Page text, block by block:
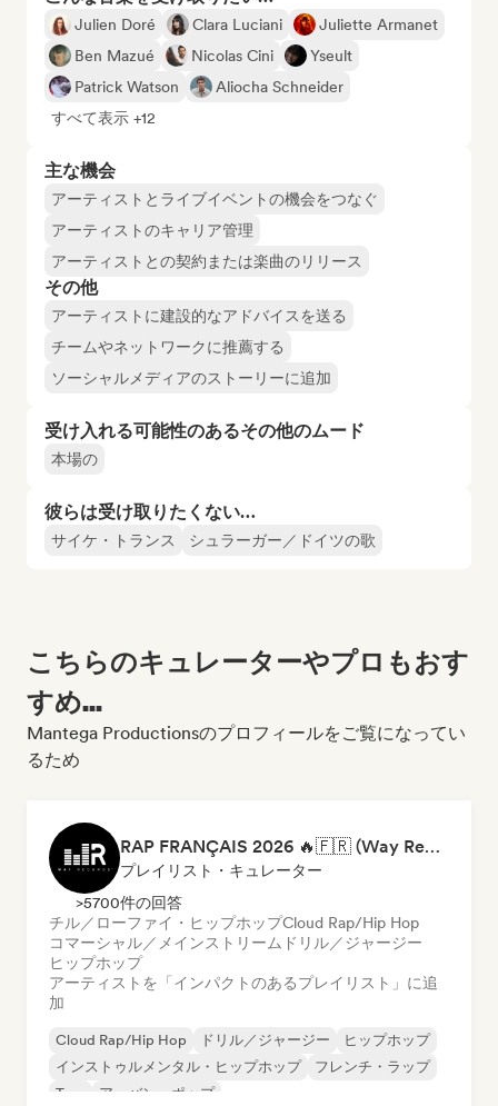
Julien Doré Clara Luciani
Juliette Armanet
Ben Mazué
Nicolas Cini
Yseult
Patrick Watson
Aliocha Schneider
すべて表示 +12
主な機会
アーティストとライブイベントの機会をつなぐ
アーティストのキャリア管理
アーティストとの契約または楽曲のリリース
その他
アーティストに建設的なアドバイスを送る
チームやネットワークに推薦する
ソーシャルメディアのストーリーに追加
受け入れる可能性のあるその他のムード
本場の
彼らは受け取りたくない…
サイケ・トランス シュラーガー／ドイツの歌
こちらのキュレーターやプロもおす
すめ...
Mantega Productionsのプロフィールをご覧になってい
るため
RAP FRANÇAIS 2026 🔥🇫🇷 (Way Records)
プレイリスト・キュレーター
>5700件の回答
チル／ローファイ・ヒップホップCloud Rap/Hip Hop
コマーシャル／メインストリーム ドリル／ジャージー
ヒップホップ
アーティストを「インパクトのあるプレイリスト」に追
加
Cloud Rap/Hip Hop ドリル／ジャージー
ヒップホップ
インストゥルメンタル・ヒップホップ
フレンチ・ラップ
Trap
アーバン・ポップ